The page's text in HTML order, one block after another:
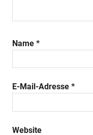
Name *
E-Mail-Adresse *
Website